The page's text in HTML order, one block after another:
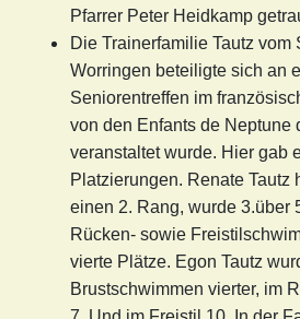
Pfarrer Peter Heidkamp
Die Trainerfamilie Tautz vom
Worringen beteiligte sich an
Seniorentreffen im
von den Enfants de Neptune
veranstaltet wurde. Hier gab
Platzierungen. Renate Tautz
einen 2. Rang, wurde 3.über
Rücken- sowie
vierte Plätze. Egon Tautz
Brustschwimmen vierter, im